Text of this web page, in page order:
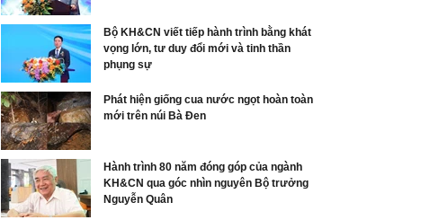
Bộ KH&CN viết tiếp hành trình bằng khát
vọng lớn, tư duy đổi mới và tinh thần
phụng sự
Phát hiện giống cua nước ngọt hoàn toàn
mới trên núi Bà Đen
Hành trình 80 năm đóng góp của ngành
KH&CN qua góc nhìn nguyên Bộ trưởng
Nguyễn Quân